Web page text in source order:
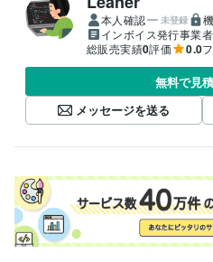
本人確認 未登録
インボイス発行事業者
総販売実績0評価 0.0
無料で見
メッセージを送る